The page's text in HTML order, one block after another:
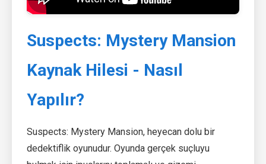
Suspects: Mystery Mansion
Kaynak Hilesi - Nasıl
Yapılır?
Suspects: Mystery Mansion, heyecan dolu bir
dedektiflik oyunudur. Oyunda gerçek suçluyu